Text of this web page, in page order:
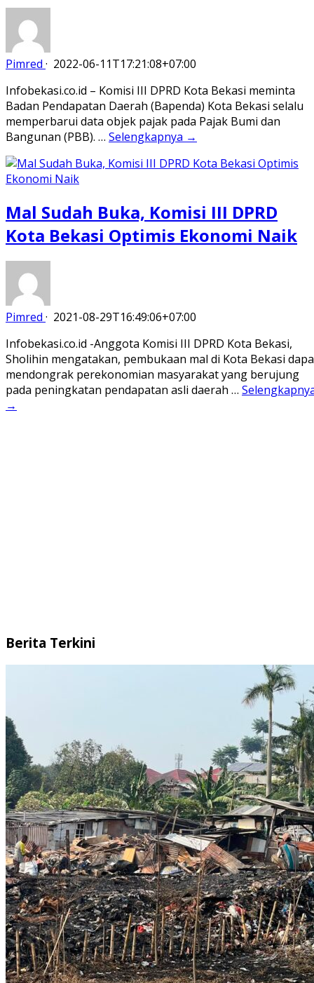
Pimred · 2022-06-11T17:21:08+07:00
Infobekasi.co.id – Komisi III DPRD Kota Bekasi meminta
Badan Pendapatan Daerah (Bapenda) Kota Bekasi selalu
memperbarui data objek pajak pada Pajak Bumi dan
Bangunan (PBB). … Selengkapnya →
Mal Sudah Buka, Komisi III DPRD
Kota Bekasi Optimis Ekonomi Naik
Pimred · 2021-08-29T16:49:06+07:00
Infobekasi.co.id -Anggota Komisi III DPRD Kota Bekasi,
Sholihin mengatakan, pembukaan mal di Kota Bekasi
mendongrak perekonomian masyarakat yang berujung
pada peningkatan pendapatan asli daerah …
→
Berita Terkini